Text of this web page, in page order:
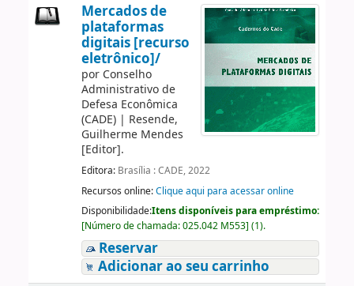
Mercados de
plataformas
digitais [recurso
eletrônico]/
por Conselho
Administrativo de
Defesa Econômica
(CADE)| Resende,
Guilherme Mendes
[Editor].
Editora: Brasília : CADE, 2022
Recursos online:Clique aqui para acessar online
Disponibilidade:Itens disponíveis para empréstimo:
[Número de chamada:025.042 M553] (1).
Reservar
Adicionar ao seu carrinho